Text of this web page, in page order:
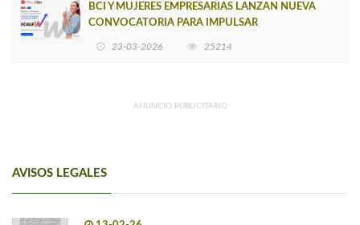
BCI Y MUJERES EMPRESARIAS LANZAN NUEVA
CONVOCATORIA PARA IMPULSAR
23-03-2026 25214
ANUNCIO PUBLICITARIO
AVISOS LEGALES